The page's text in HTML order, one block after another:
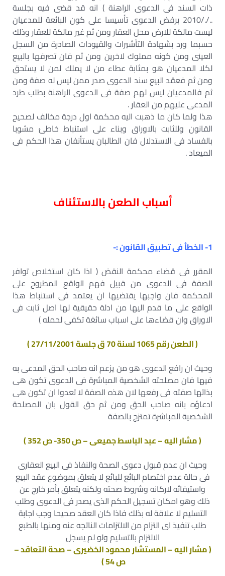
ذات السند فى الدعوى الراهنة ) انه قد قضى فيه بجلسة
.././2010 برفض الدعوى تأسيسا على كون البائعة للمدعيان
ليست مالكة للارض محل العقار ومن ثم غير مالكة للعقار وذلك
حسبما ورد بشهادة التأشيرات والقيودات الصادرة من السجل
العينى ومن كونه مملوك لاخرين ومن ثم فان تصرفها بالبيع
لكلا المدعيان هو بمثابة عطاء من لا يملك لمن لا يستحق
ومن ثم فعقد البيع سند الدعوى صدر ممن ليس له صفة ومن
ثم فالمدعيان ليس لهم صفة فى الدعوى الراهنة بطلب طرد
المدعى عليهم من العقار .
هذا ولما كان ما ذهبت اليه محكمة اول درجة مخالف لصحيح
القانون وللثابت بالاوراق وبناء على استنباط خاطئ مشوبا
بالفساد فى الاستدلال فان الطالبان يستأنفان هذا الحكم فى
الميعاد .
أسباب الطعن بالاستئناف
1- الخطأ فى تطبيق القانون :-
المقرر فى قضاء محكمة النقض ( اذا كان استخلاص توافر
الصفة فى الدعوى من قبيل فهم الواقع المطروح على
المحكمة فان واجبها يقتضيها ان يعتمد فى استنباط هذا
الواقع على ما قدم اليها من ادلة حقيقية لها اصل ثابت فى
الاوراق وان قضاءها على اسباب سائغة تكفى لحمله )
( الطعن رقم 1065 لسنة 70 ق جلسة 27/11/2001 )
وحيث ان رافع الدعوى هو من يزعم انه صاحب الحق المدعى به
فيها فان مصلحته الشخصية المباشرة فى الدعوى تكون هى
بذاتها صفته فى رفعها لان هذه الصفة لا تعدوا ان تكون هى
ادعاؤه بانه صاحب الحق ومن ثم حق القول بان المصلحة
الشخصية المباشرة تمتزج بالصفة
( مشار اليه – عبد الباسط جميعى – ص 350- ص 352 )
وحيث ان عدم قبول دعوى الصحة والنفاذ فى البيع العقارى
فى حالة عدم اختصام البائع للبائع لا يتعلق بموضوع عقد البيع
واستيفائه لاركانه وشروط صحته ولكنه يتعلق بأمر خارج عن
ذلك وهو امكان تسجيل الحكم الذى يصدر فى الدعوى وطلب
التسليم لا علاقة له بذلك فاذا كان العقد صحيحا وجب اجابة
طلب تنفيذ اى التزام من الالتزامات الناتجه عنه ومنها بالطبع
الالتزام بالتسليم ولو لم يسجل
( مشار اليه – المستشار محمود الخضيرى – صحة التعاقد –
ص 54 )